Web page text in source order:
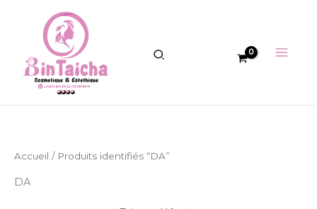
Accueil / Produits identifiés “DA”
DA